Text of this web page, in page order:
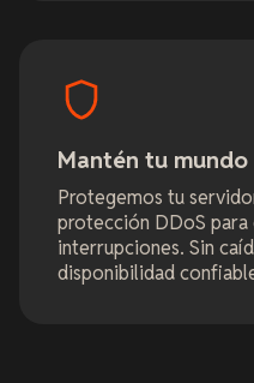
Mantén tu mundo
Protegemos tu
protección DDoS para
interrupciones. Sin
disponibilidad